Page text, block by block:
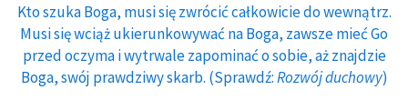
Kto szuka Boga, musi się zwrócić całkowicie do wewnątrz.
Musi się wciąż ukierunkowywać na Boga, zawsze mieć Go
przed oczyma i wytrwale zapominać o sobie, aż znajdzie
Boga, swój prawdziwy skarb. (Sprawdź:Rozwój duchowy)